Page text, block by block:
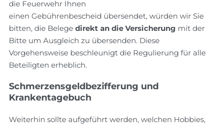
die Feuerwehr Ihnen
einen Gebührenbescheid übersendet, würden wir Sie
bitten, die Belegedirekt an die Versicherung mit der
Bitte um Ausgleich zu übersenden. Diese
Vorgehensweise beschleunigt die Regulierung für alle
Beteiligten erheblich.
Schmerzensgeldbezifferung und
Krankentagebuch
Weiterhin sollte aufgeführt werden, welchen Hobbies,